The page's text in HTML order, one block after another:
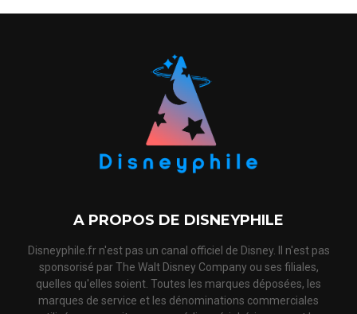
A PROPOS DE DISNEYPHILE
Disneyphile.fr n'est pas un canal officiel de Disney. Il n'est pas
sponsorisé par The Walt Disney Company ou ses filiales,
quelles qu'elles soient. Toutes les marques déposées, les
marques de service et les dénominations commerciales